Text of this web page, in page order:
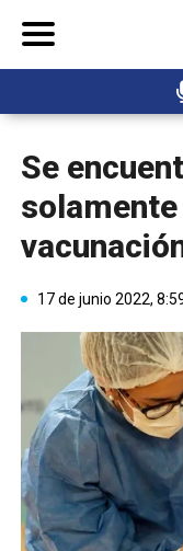
Se
17 de junio 2022,